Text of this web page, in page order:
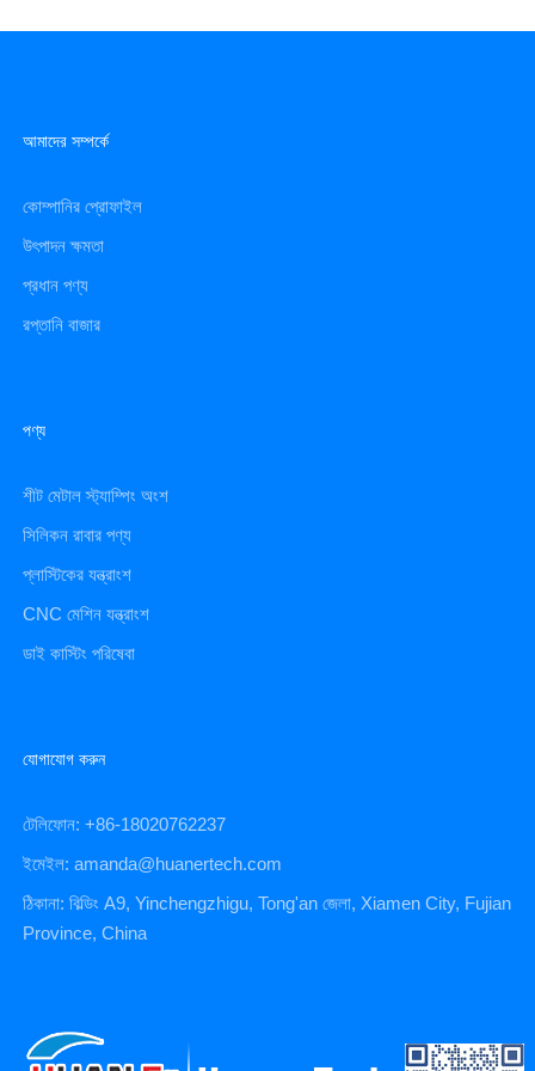
আমাদের সম্পর্কে
কোম্পানির প্রোফাইল
উৎপাদন ক্ষমতা
প্রধান পণ্য
রপ্তানি বাজার
পণ্য
শীট মেটাল স্ট্যাম্পিং অংশ
সিলিকন রাবার পণ্য
প্লাস্টিকের যন্ত্রাংশ
CNC মেশিন যন্ত্রাংশ
ডাই কাস্টিং পরিষেবা
যোগাযোগ করুন
টেলিফোন: +86-18020762237
ইমেইল: amanda@huanertech.com
ঠিকানা: বিল্ডিং A9, Yinchengzhigu, Tong'an জেলা, Xiamen City, Fujian
Province, China